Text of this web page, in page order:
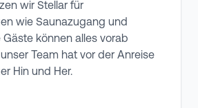
wir Stellar für
wie Saunazugang und
Gäste können alles vorab
Team hat vor der Anreise
Hin und Her.